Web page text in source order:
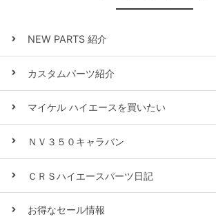
NEW PARTS 紹介
カスタムパーツ紹介
マイケル ハイエースを買いたい
ＮＶ３５０キャラバン
ＣＲＳハイエースパーツ日記
お得なセール情報